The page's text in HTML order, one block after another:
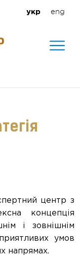
укр eng
центр з
концепція
і зовнішнім
умов
напрямах.